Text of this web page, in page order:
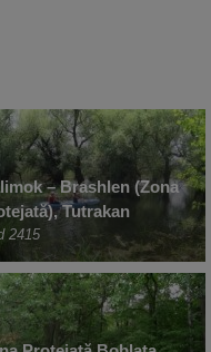
– Brashlen (Zona
Tutrakan
2415